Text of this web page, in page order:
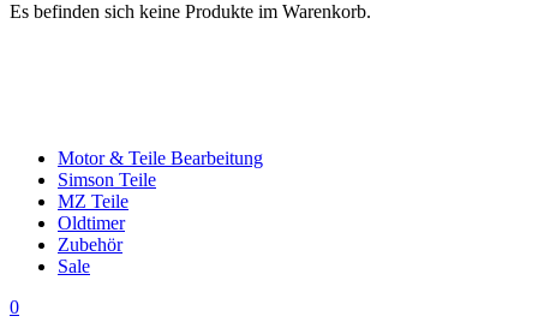
Es befinden sich keine Produkte im Warenkorb.
Motor & Teile Bearbeitung
Simson Teile
MZ Teile
Oldtimer
Zubehör
Sale
0